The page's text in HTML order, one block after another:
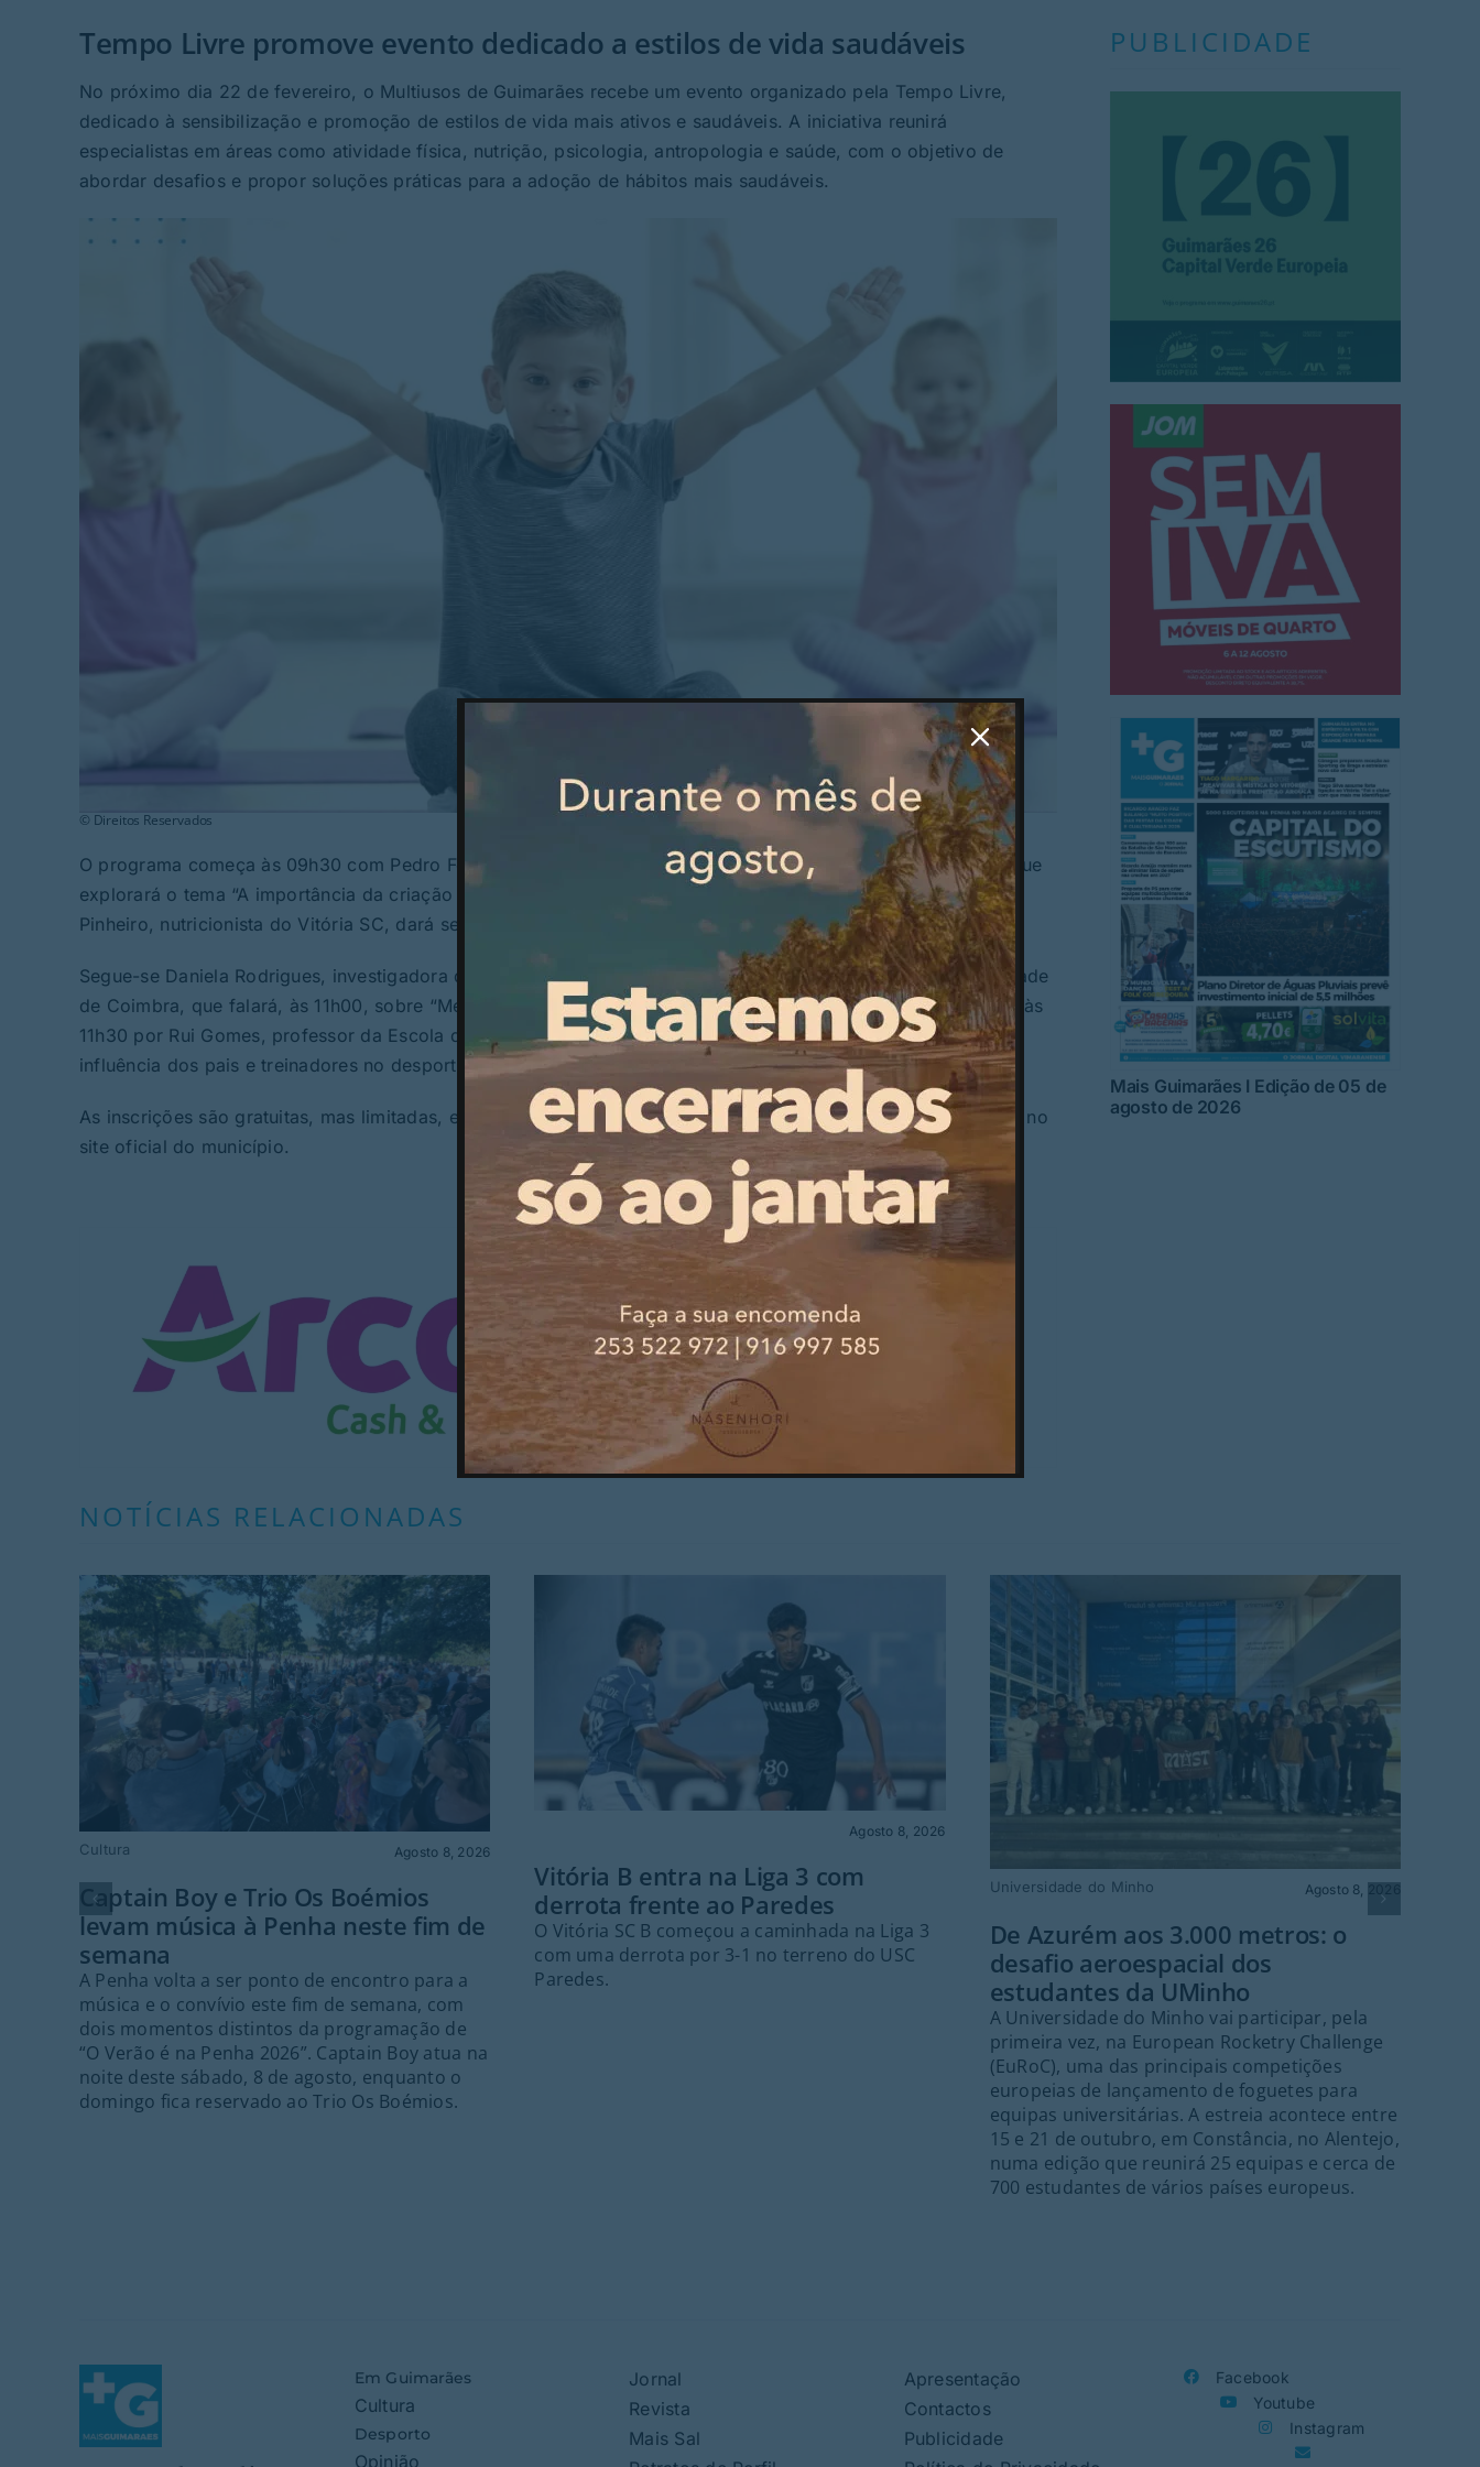
Tempo Livre promove evento dedicado a estilos de vida saudáveis
No próximo dia 22 de fevereiro, o Multiusos de Guimarães recebe um evento organizado pela Tempo Livre,
dedicado à sensibilização e promoção de estilos de vida mais ativos e saudáveis. A iniciativa reunirá
especialistas em áreas como atividade física, nutrição, psicologia, antropologia e saúde, com o objetivo de
abordar desafios e propor soluções práticas para a adoção de hábitos mais saudáveis.
© Direitos Reservados
O programa começa às 09h30 com Pedro Ferreira, coordenador dos Serviços Desportivos da Tempo Livre, que
explorará o tema “A importância da criação de hábitos de atividade física nas crianças”. Às 10h00, Bruna
Pinheiro, nutricionista do Vitória SC, dará seguimento com a palestra “Nutrição saudável para crianças”.
Segue-se Daniela Rodrigues, investigadora do Centro de Investigação em Antropologia e Saúde da Universidade
de Coimbra, que falará, às 11h00, sobre “Menos écrans, mais vida ativa”. O ciclo de palestras será encerrado às
11h30 por Rui Gomes, professor da Escola de Psicologia da Universidade do Minho, com a intervenção “A
influência dos pais e treinadores no desporto juvenil”. O evento termina com um debate às 12h00.
As inscrições são gratuitas, mas limitadas, e podem ser realizadas através de um formulário online disponível no
site oficial do município.
PUBLICIDADE
PUBLICIDADE
Mais Guimarães I Edição de 05 de
agosto de 2026
NOTÍCIAS RELACIONADAS
Cultura Agosto 8, 2026
Captain Boy e Trio Os Boémios
levam música à Penha neste fim de
semana
A Penha volta a ser ponto de encontro para a
música e o convívio este fim de semana, com
dois momentos distintos da programação de
“O Verão é na Penha 2026”. Captain Boy atua na
noite deste sábado, 8 de agosto, enquanto o
domingo fica reservado ao Trio Os Boémios.
Agosto 8, 2026
Vitória B entra na Liga 3 com
derrota frente ao Paredes
O Vitória SC B começou a caminhada na Liga 3
com uma derrota por 3-1 no terreno do USC
Paredes.
Universidade do Minho Agosto 8, 2026
De Azurém aos 3.000 metros: o
desafio aeroespacial dos
estudantes da UMinho
A Universidade do Minho vai participar, pela
primeira vez, na European Rocketry Challenge
(EuRoC), uma das principais competições
europeias de lançamento de foguetes para
equipas universitárias. A estreia acontece entre
15 e 21 de outubro, em Constância, no Alentejo,
numa edição que reunirá 25 equipas e cerca de
700 estudantes de vários países europeus.
Em Guimarães
Cultura
Desporto
Opinião
Jornal
Revista
Mais Sal
Apresentação
Contactos
Publicidade
Facebook
Youtube
Instagram